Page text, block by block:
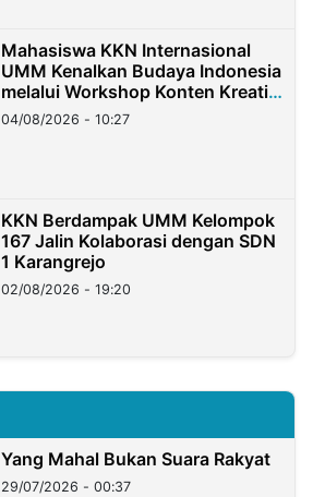
Mahasiswa KKN Internasional
UMM Kenalkan Budaya Indonesia
melalui Workshop Konten Kreatif
di Taiwan
04/08/2026 - 10:27
KKN Berdampak UMM Kelompok
167 Jalin Kolaborasi dengan SDN
1 Karangrejo
02/08/2026 - 19:20
Yang Mahal Bukan Suara Rakyat
29/07/2026 - 00:37